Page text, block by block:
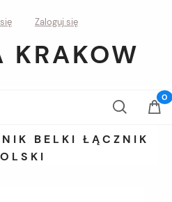
Zaloguj się
KRAKOW
BELKI ŁĄCZNIK